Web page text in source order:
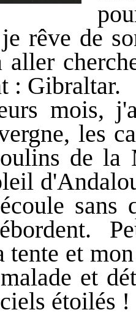
rêve de
aller
: Gibraltar.
mois,
les
de la
tente et
et
étoilés !